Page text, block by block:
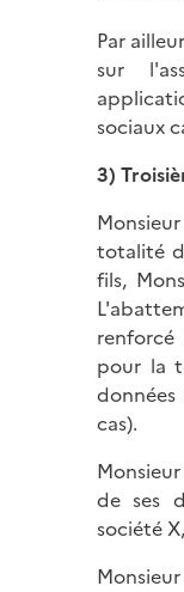
Par
sur
sociaux
3)
totalité
fils,
pour la
cas).
de ses
société